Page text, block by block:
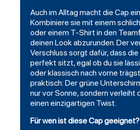
Auch im Alltag macht die Cap
Kombiniere sie mit einem
oder einem T-Shirt in den
deinen Look abzurunden. Der
Verschluss sorgt dafür, dass
perfekt sitzt, egal ob du sie
oder klassisch nach vorne
praktisch: Der grüne
nur vor Sonne, sondern verleiht
einen einzigartigen Twist.
Für wen ist diese Cap geeignet?